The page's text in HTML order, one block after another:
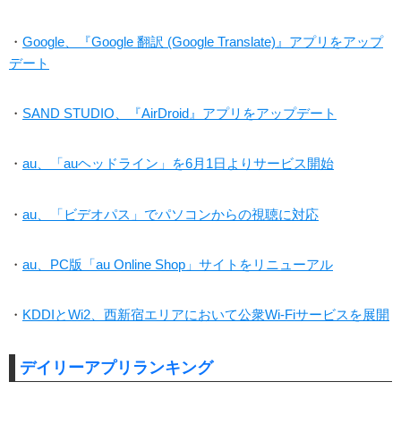
・ Google、『Google 翻訳 (Google Translate)』アプリをアップ
デート
・ SAND STUDIO、『AirDroid』アプリをアップデート
・ au、「auヘッドライン」を6月1日よりサービス開始
・ au、「ビデオパス」でパソコンからの視聴に対応
・ au、PC版「au Online Shop」サイトをリニューアル
・ KDDIとWi2、西新宿エリアにおいて公衆Wi-Fiサービスを展開
デイリーアプリランキング